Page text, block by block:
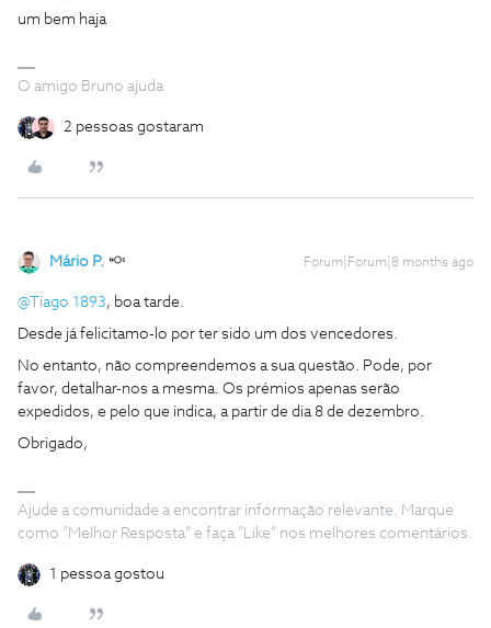
um bem haja
O amigo Bruno ajuda
2 pessoas gostaram
Mário P. Forum|Forum|8 months ago
@Tiago 1893, boa tarde.
Desde já felicitamo-lo por ter sido um dos vencedores.
No entanto, não compreendemos a sua questão. Pode, por
favor, detalhar-nos a mesma. Os prémios apenas serão
expedidos, e pelo que indica, a partir de dia 8 de dezembro.
Obrigado,
Ajude a comunidade a encontrar informação relevante. Marque
como "Melhor Resposta" e faça "Like" nos melhores comentários.
1 pessoa gostou